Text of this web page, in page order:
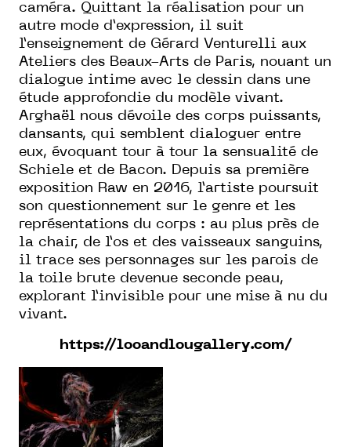
caméra. Quittant la réalisation pour un
autre mode d’expression, il suit
l’enseignement de Gérard Venturelli aux
Ateliers des Beaux-Arts de Paris, nouant un
dialogue intime avec le dessin dans une
étude approfondie du modèle vivant.
Arghaël nous dévoile des corps puissants,
dansants, qui semblent dialoguer entre
eux, évoquant tour à tour la sensualité de
Schiele et de Bacon. Depuis sa première
exposition Raw en 2016, l’artiste poursuit
son questionnement sur le genre et les
représentations du corps : au plus près de
la chair, de l’os et des vaisseaux sanguins,
il trace ses personnages sur les parois de
la toile brute devenue seconde peau,
explorant l’invisible pour une mise à nu du
vivant.
https://looandlougallery.com/